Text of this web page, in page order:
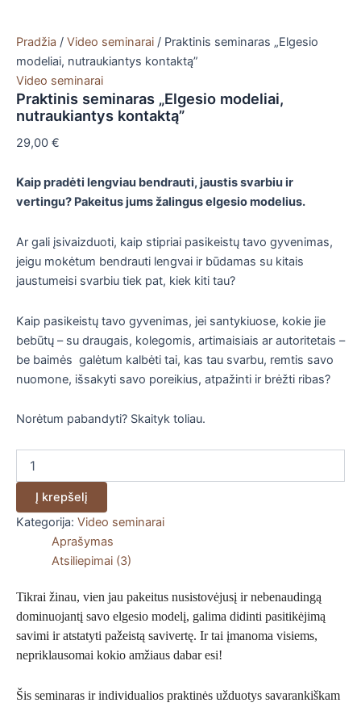
Pradžia / Video seminarai / Praktinis seminaras „Elgesio
modeliai, nutraukiantys kontaktą”
Video seminarai
Praktinis seminaras „Elgesio modeliai,
nutraukiantys kontaktą”
29,00 €
Kaip pradėti lengviau bendrauti, jaustis svarbiu ir
vertingu? Pakeitus jums žalingus elgesio modelius.
Ar gali įsivaizduoti, kaip stipriai pasikeistų tavo gyvenimas,
jeigu mokėtum bendrauti lengvai ir būdamas su kitais
jaustumeisi svarbiu tiek pat, kiek kiti tau?
Kaip pasikeistų tavo gyvenimas, jei santykiuose, kokie jie
bebūtų – su draugais, kolegomis, artimaisiais ar autoritetais –
be baimės galėtum kalbėti tai, kas tau svarbu, remtis savo
nuomone, išsakyti savo poreikius, atpažinti ir brėžti ribas?
Norėtum pabandyti? Skaityk toliau.
Į krepšelį
Kategorija: Video seminarai
Aprašymas
Atsiliepimai (3)
Tikrai žinau, vien jau pakeitus nusistovėjusį ir nebenaudingą
dominuojantį savo elgesio modelį, galima didinti pasitikėjimą
savimi ir atstatyti pažeistą savivertę. Ir tai įmanoma visiems,
nepriklausomai kokio amžiaus dabar esi!
Šis seminaras ir individualios praktinės užduotys savarankiškam